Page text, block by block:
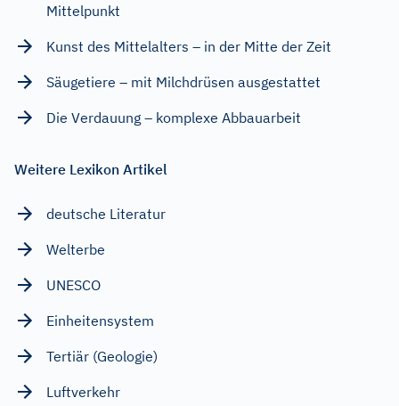
Mittelpunkt
Kunst des Mittelalters – in der Mitte der Zeit
Säugetiere – mit Milchdrüsen ausgestattet
Die Verdauung – komplexe Abbauarbeit
Weitere Lexikon Artikel
deutsche Literatur
Welterbe
UNESCO
Einheitensystem
Tertiär (Geologie)
Luftverkehr